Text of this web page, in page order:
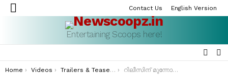
Menu
Contact Us English Version
Entertaining Scoops here!
You are here:
Home Videos Trailers & Teasers റിലീസിന് മുന്നോടിയായി ‘കൊറോണ പേപ്പേഴ്സി’ന്റെ പുതിയ ട്രെയിലർ പുറത്ത്…